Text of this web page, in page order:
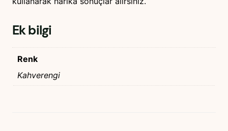
Ek bilgi
Renk
Kahverengi